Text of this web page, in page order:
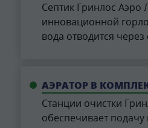
Септик Гринлос
инновационной
вода отводится
АЭРАТОР В
Cтанции очистки
обеспечивает